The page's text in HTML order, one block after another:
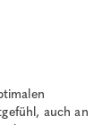
auch an